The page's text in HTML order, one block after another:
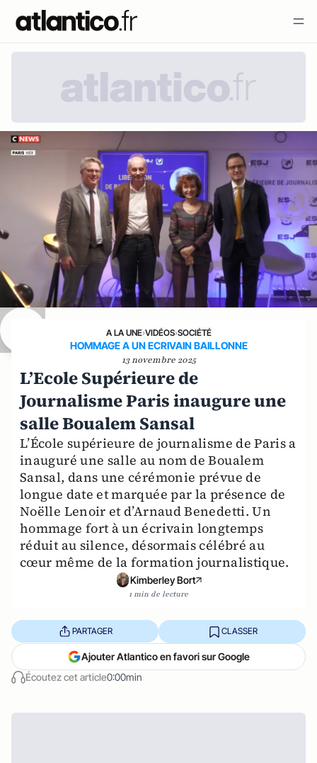
A LA UNE›VIDÉOS›SOCIÉTÉ
HOMMAGE A UN ECRIVAIN BAILLONNE
13 novembre 2025
L’Ecole Supérieure de
Journalisme Paris inaugure une
salle Boualem Sansal
L’École supérieure de journalisme de Paris a
inauguré une salle au nom de Boualem
Sansal, dans une cérémonie prévue de
longue date et marquée par la présence de
Noëlle Lenoir et d’Arnaud Benedetti. Un
hommage fort à un écrivain longtemps
réduit au silence, désormais célébré au
cœur même de la formation journalistique.
Kimberley Bort
1 min de lecture
Écoutez cet article0:00min
PARTAGER CLASSER
Ajouter Atlantico en favori sur Google